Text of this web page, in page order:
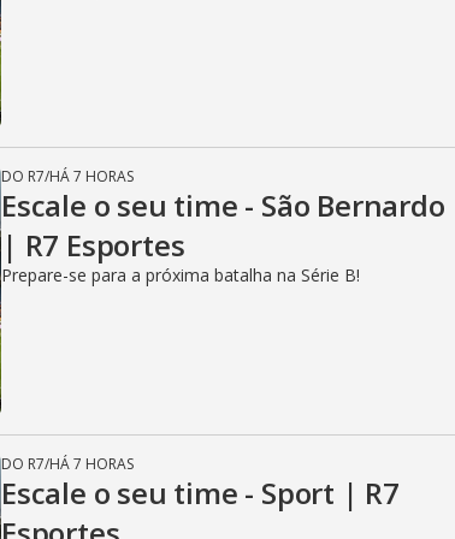
DO R7/HÁ 7 HORAS
Escale o seu time - São Bernardo
| R7 Esportes
Prepare-se para a próxima batalha na Série B!
DO R7/HÁ 7 HORAS
Escale o seu time - Sport | R7